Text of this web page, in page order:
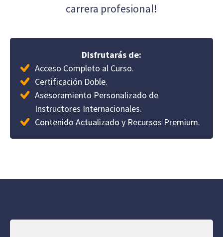
carrera profesional!
Disfrutarás de:
Acceso Completo al Curso.
Certificación Doble.
Asesoramiento Personalizado de
Instructores Internacionales.
Contenido Actualizado y Recursos Premium.